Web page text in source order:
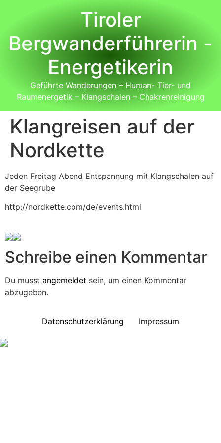
Tiroler
Bergwanderführerin -
Energetikerin
Geführte Wanderungen – Human- Tier- und
Raumenergetik – Klangschalen – Chakrenreinigung
Klangreisen auf der
Nordkette
Jeden Freitag Abend Entspannung mit Klangschalen auf
der Seegrube
http://nordkette.com/de/events.html
Schreibe einen Kommentar
Du musst angemeldet sein, um einen Kommentar
abzugeben.
Datenschutzerklärung Impressum